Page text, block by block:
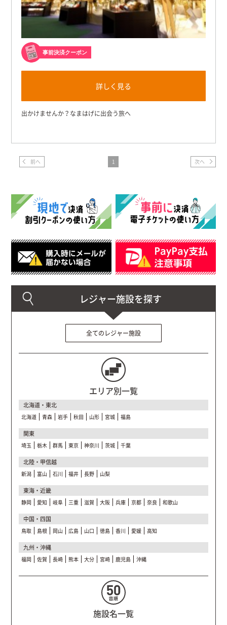
事前決済クーポン
詳しく見る
出かけませんか？なまはげに出会う旅へ
前へ 1 次へ
全てのレジャー施設
エリア別一覧
北海道・東北
北海道 青森 岩手 秋田 山形 宮城 福島
関東
埼玉 栃木 群馬 東京 神奈川 茨城 千葉
北陸・甲信越
新潟 富山 石川 福井 長野 山梨
東海・近畿
静岡 愛知 岐阜 三重 滋賀 大阪 兵庫 京都 奈良 和歌山
中国・四国
鳥取 島根 岡山 広島 山口 徳島 香川 愛媛 高知
九州・沖縄
福岡 佐賀 長崎 熊本 大分 宮崎 鹿児島 沖縄
施設名一覧